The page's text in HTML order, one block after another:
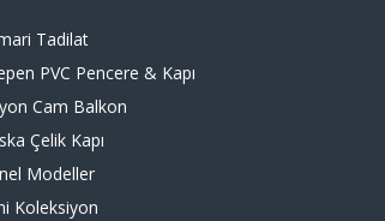
Tadilat
PVC Pencere & Kapı
Cam Balkon
Çelik Kapı
Modeller
Koleksiyon